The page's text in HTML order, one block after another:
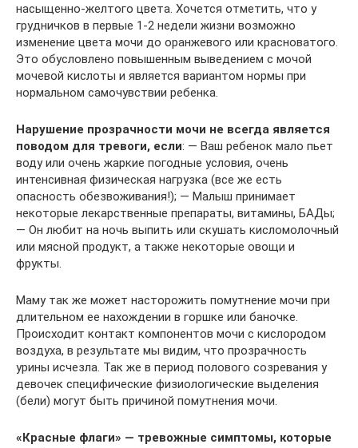
насыщенно-желтого цвета. Хочется отметить, что у
грудничков в первые 1-2 недели жизни возможно
изменение цвета мочи до оранжевого или красноватого.
Это обусловлено повышенным выведением с мочой
мочевой кислоты и является вариантом нормы при
нормальном самочувствии ребенка.
Нарушение прозрачности мочи не всегда является
поводом для тревоги, если: — Ваш ребенок мало пьет
воду или очень жаркие погодные условия, очень
интенсивная физическая нагрузка (все же есть
опасность обезвоживания!); — Малыш принимает
некоторые лекарственные препараты, витамины, БАДы;
— Он любит на ночь выпить или скушать кисломолочный
или мясной продукт, а также некоторые овощи и
фрукты.
Маму так же может насторожить помутнение мочи при
длительном ее нахождении в горшке или баночке.
Происходит контакт компонентов мочи с кислородом
воздуха, в результате мы видим, что прозрачность
урины исчезла. Так же в период полового созревания у
девочек специфические физиологические выделения
(бели) могут быть причиной помутнения мочи.
«Красные флаги» — тревожные симптомы, которые